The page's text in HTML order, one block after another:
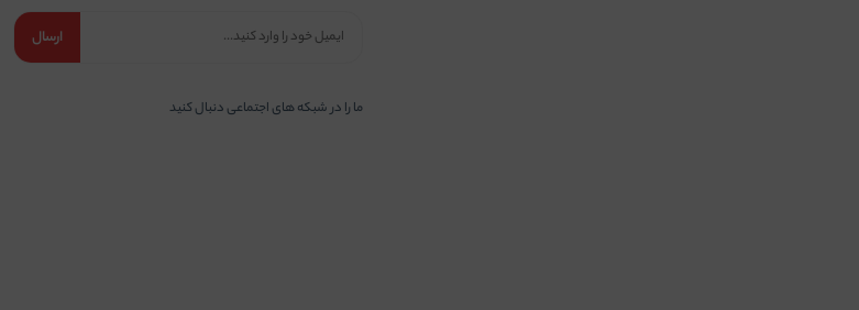
ارسال
ما را در شبكه های اجتماعی دنبال کنید